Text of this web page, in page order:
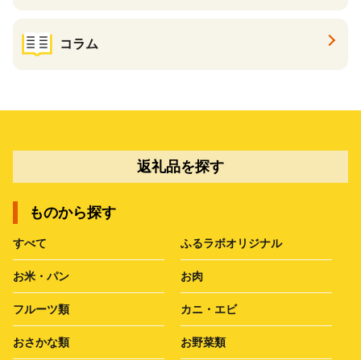
コラム
返礼品を探す
ものから探す
すべて ふるラボオリジナル
お米・パン お肉
フルーツ類 カニ・エビ
おさかな類 お野菜類